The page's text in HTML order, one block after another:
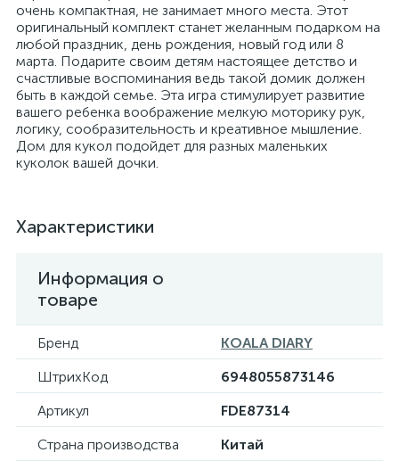
очень компактная, не занимает много места. Этот
оригинальный комплект станет желанным подарком на
любой праздник, день рождения, новый год или 8
марта. Подарите своим детям настоящее детство и
счастливые воспоминания ведь такой домик должен
быть в каждой семье. Эта игра стимулирует развитие
вашего ребенка воображение мелкую моторику рук,
логику, сообразительность и креативное мышление.
Дом для кукол подойдет для разных маленьких
куколок вашей дочки.
Характеристики
Информация о
товаре
Бренд
KOALA DIARY
ШтрихКод
6948055873146
Артикул
FDE87314
Страна производства
Китай